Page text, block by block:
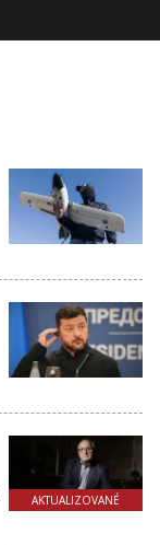
AKTUALIZOVANÉ